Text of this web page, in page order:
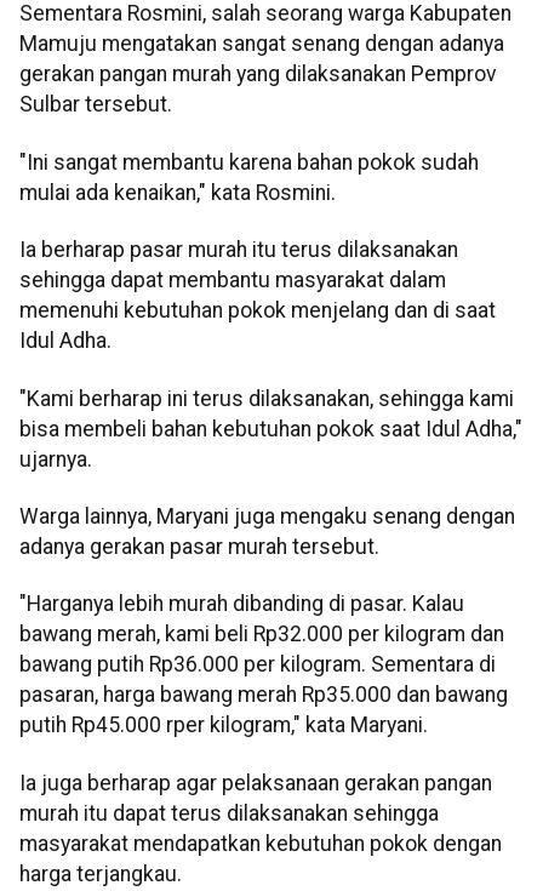
Sementara Rosmini, salah seorang warga Kabupaten
Mamuju mengatakan sangat senang dengan adanya
gerakan pangan murah yang dilaksanakan Pemprov
Sulbar tersebut.
"Ini sangat membantu karena bahan pokok sudah
mulai ada kenaikan," kata Rosmini.
Ia berharap pasar murah itu terus dilaksanakan
sehingga dapat membantu masyarakat dalam
memenuhi kebutuhan pokok menjelang dan di saat
Idul Adha.
"Kami berharap ini terus dilaksanakan, sehingga kami
bisa membeli bahan kebutuhan pokok saat Idul Adha,"
ujarnya.
Warga lainnya, Maryani juga mengaku senang dengan
adanya gerakan pasar murah tersebut.
"Harganya lebih murah dibanding di pasar. Kalau
bawang merah, kami beli Rp32.000 per kilogram dan
bawang putih Rp36.000 per kilogram. Sementara di
pasaran, harga bawang merah Rp35.000 dan bawang
putih Rp45.000 rper kilogram," kata Maryani.
Ia juga berharap agar pelaksanaan gerakan pangan
murah itu dapat terus dilaksanakan sehingga
masyarakat mendapatkan kebutuhan pokok dengan
harga terjangkau.